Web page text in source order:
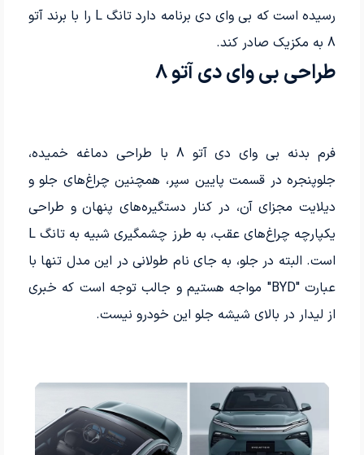
رسیده است که بی وای دی برنامه دارد تانگ L را با برند آتو
8 به مکزیک صادر کند.
طراحی بی وای دی آتو 8
فرم بدنه بی‌ وای‌ دی آتو 8 با طراحی دماغه خمیده،
جلوپنجره در قسمت پایین سپر، همچنین چراغ‌های جلو و
دیلایت مجزای آن، در کنار دستگیره‌های پنهان و طراحی
یکپارچه چراغ‌های عقب، به طرز چشمگیری شبیه به تانگ L
است. البته در جلو، به جای نام طولانی در این مدل تنها با
عبارت "BYD" مواجه هستیم و جالب توجه است که خبری
از لیدار در بالای شیشه جلو این خودرو نیست.